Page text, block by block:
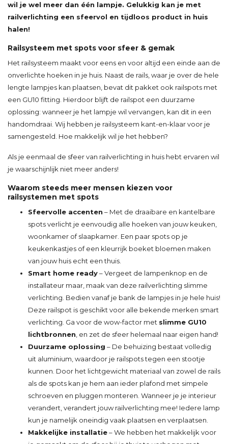
wil je wel meer dan één lampje. Gelukkig kan je met
railverlichting een sfeervol en tijdloos product in huis
halen!
Railsysteem met spots voor sfeer & gemak
Het railsysteem maakt voor eens en voor altijd een einde aan de
onverlichte hoeken in je huis. Naast de rails, waar je over de hele
lengte lampjes kan plaatsen, bevat dit pakket ook railspots met
een GU10 fitting. Hierdoor blijft de railspot een duurzame
oplossing: wanneer je het lampje wil vervangen, kan dit in een
handomdraai. Wij hebben je railsysteem kant-en-klaar voor je
samengesteld. Hoe makkelijk wil je het hebben?
Als je eenmaal de sfeer van railverlichting in huis hebt ervaren wil
je waarschijnlijk niet meer anders!
Waarom steeds meer mensen kiezen voor
railsystemen met spots
Sfeervolle accenten – Met de draaibare en kantelbare
spots verlicht je eenvoudig alle hoeken van jouw keuken,
woonkamer of slaapkamer. Een paar spots op je
keukenkastjes of een kleurrijk boeket bloemen maken
van jouw huis echt een thuis.
Smart home ready– Vergeet de lampenknop en de
installateur maar, maak van deze railverlichting slimme
verlichting. Bedien vanaf je bank de lampjes in je hele huis!
Deze railspot is geschikt voor alle bekende merken smart
verlichting. Ga voor de wow-factor met slimme GU10
lichtbronnen , en zet de sfeer helemaal naar eigen hand!
Duurzame oplossing – De behuizing bestaat volledig
uit aluminium, waardoor je railspots tegen een stootje
kunnen. Door het lichtgewicht materiaal van zowel de rails
als de spots kan je hem aan ieder plafond met simpele
schroeven en pluggen monteren. Wanneer je je interieur
verandert, verandert jouw railverlichting mee! Iedere lamp
kun je namelijk oneindig vaak plaatsen en verplaatsen.
Makkelijke installatie– We hebben het makkelijk voor